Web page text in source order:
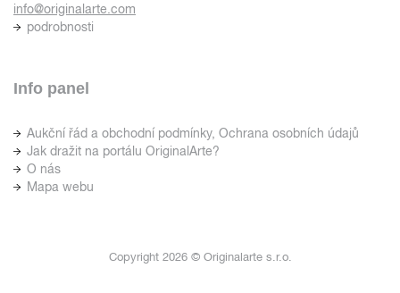
info@originalarte.com
podrobnosti
Info panel
Aukční řád a obchodní podmínky, Ochrana osobních údajů
Jak dražit na portálu OriginalArte?
O nás
Mapa webu
Copyright 2026 © Originalarte s.r.o.